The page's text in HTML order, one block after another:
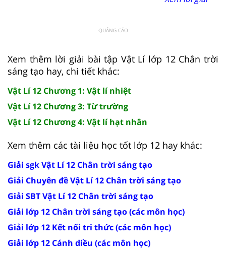
QUẢNG CÁO
Xem thêm lời giải bài tập Vật Lí lớp 12 Chân trời
sáng tạo hay, chi tiết khác:
Vật Lí 12 Chương 1: Vật lí nhiệt
Vật Lí 12 Chương 3: Từ trường
Vật Lí 12 Chương 4: Vật lí hạt nhân
Xem thêm các tài liệu học tốt lớp 12 hay khác:
Giải sgk Vật Lí 12 Chân trời sáng tạo
Giải Chuyên đề Vật Lí 12 Chân trời sáng tạo
Giải SBT Vật Lí 12 Chân trời sáng tạo
Giải lớp 12 Chân trời sáng tạo (các môn học)
Giải lớp 12 Kết nối tri thức (các môn học)
Giải lớp 12 Cánh diều (các môn học)